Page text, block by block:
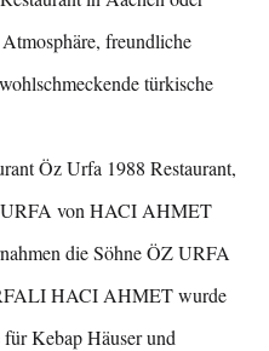
freundliche
türkische
Öz Urfa 1988 Restaurant,
URFA von HACI AHMET
die Söhne ÖZ URFA
HACI AHMET wurde
Kebap Häuser und